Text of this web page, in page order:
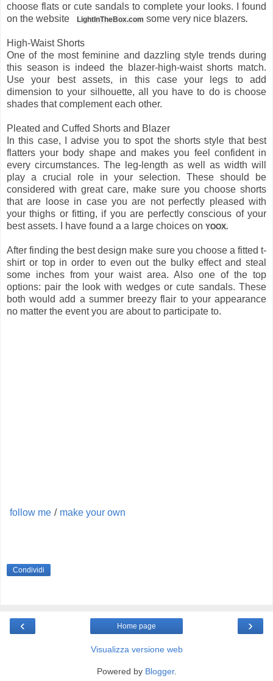
choose flats or cute sandals to complete your looks. I found
on the website
LightInTheBox.com some very nice blazers.
High-Waist Shorts
One of the most feminine and dazzling style trends during
this season is indeed the blazer-high-waist shorts match.
Use your best assets, in this case your legs to add
dimension to your silhouette, all you have to do is choose
shades that complement each other.
Pleated and Cuffed Shorts and Blazer
In this case, I advise you to spot the shorts style that best
flatters your body shape and makes you feel confident in
every circumstances. The leg-length as well as width will
play a crucial role in your selection. These should be
considered with great care, make sure you choose shorts
that are loose in case you are not perfectly pleased with
your thighs or fitting, if you are perfectly conscious of your
best assets. I have found a a large choices on YOOX.
After finding the best design make sure you choose a fitted t-
shirt or top in order to even out the bulky effect and steal
some inches from your waist area. Also one of the top
options: pair the look with wedges or cute sandals. These
both would add a summer breezy flair to your appearance
no matter the event you are about to participate to.
follow me / make your own
Condividi
‹ ›
Home page
Visualizza versione web
Powered by Blogger.